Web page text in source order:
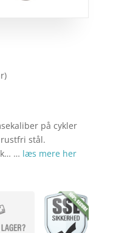
på cykler
stål.
… læs mere her